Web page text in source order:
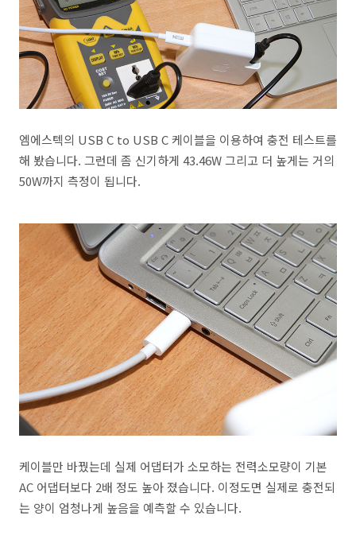
엠에스텍의 USB C to USB C 케이블을 이용하여 충전 테스트를
해 봤습니다. 그런데 좀 신기하게 43.46W 그리고 더 높게는 거의
50W까지 측정이 됩니다.
케이블만 바꿨는데 실제 어댑터가 소모하는 전력소모량이 기본
AC 어댑터보다 2배 정도 높아 졌습니다. 이정도면 실제로 충전되
는 양이 엄청나게 높음을 예측할 수 있습니다.